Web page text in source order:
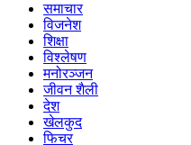
समाचार
विजनेश
शिक्षा
विश्लेषण
मनोरञ्जन
जीवन शैली
देश
खेलकुद
फिचर